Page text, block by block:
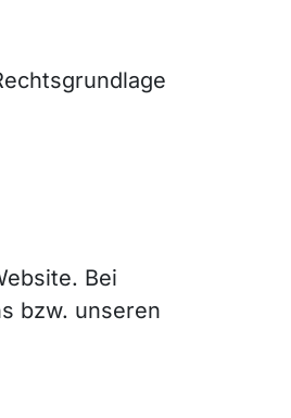
Bei
bzw. unseren